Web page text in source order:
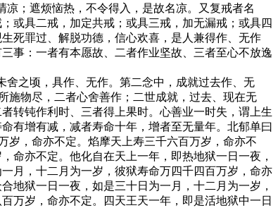
；遮烦恼热，不令得入，是故名凉。又复戒者名
或具二戒，加定共戒；或具三戒，加无漏戒；或具四
死罪过、解脱功德，信心欢喜，是人兼得作、无作
事：一者有本愿故、二者作业坚故、三者至心不放逸
之顷，具作、无作。第二念中，成就过去作、无
施物尽，二者心舍善作；二世成就，过去、现在无
转钝作利时、三者得上果时。心善业一时失，谓上生
有增有减，减者寿命十年，增者至无量年。北郁单曰
岁，命亦不定。焰摩天上寿三千六百万岁，命亦不
命亦不定。他化自在天上一年，即热地狱一日一夜，
月，十二月为一岁，彼狱寿命万四千四百万岁，命亦
地狱一日一夜，如是三十日为一月，十二月为一岁，
万岁，命亦不定。四天王天一年，即是活地狱中一日